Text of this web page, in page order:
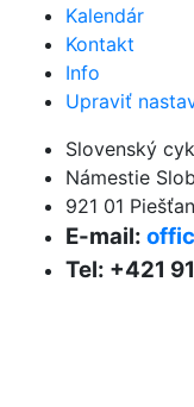
Kalendár
Kontakt
Info
Upraviť
Slovenský
Námestie
921 01
E-mail:
Tel: +421